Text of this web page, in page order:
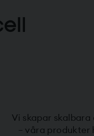
Vi skapar
– våra produkter